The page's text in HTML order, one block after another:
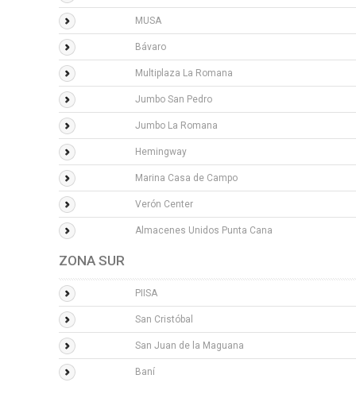
MUSA
Bávaro
Multiplaza La Romana
Jumbo San Pedro
Jumbo La Romana
Hemingway
Marina Casa de Campo
Verón Center
Almacenes Unidos Punta Cana
ZONA SUR
PIISA
San Cristóbal
San Juan de la Maguana
Baní